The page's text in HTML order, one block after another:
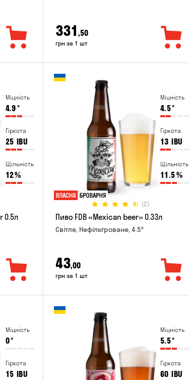
331 ,50
грн за 1 шт
Міцність
4.9°
Гіркота
25 IBU
Щільність
12%
0.5л
Міцність
4.5°
Гіркота
13 IBU
Щільність
11.5%
(2)
Пиво FDB «Mexican beer» 0.33л
Світле, Нефільтроване, 4.5°
43,00
грн за 1 шт
Міцність
0°
Гіркота
15 IBU
Міцність
5.5°
Гіркота
60 IBU